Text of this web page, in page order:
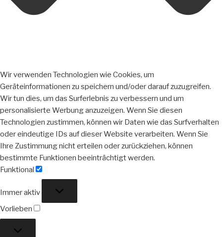
Wir verwenden Technologien wie Cookies, um
Geräteinformationen zu speichern und/oder darauf zuzugreifen.
Wir tun dies, um das Surferlebnis zu verbessern und um
personalisierte Werbung anzuzeigen. Wenn Sie diesen
Technologien zustimmen, können wir Daten wie das Surfverhalten
oder eindeutige IDs auf dieser Website verarbeiten. Wenn Sie
Ihre Zustimmung nicht erteilen oder zurückziehen, können
bestimmte Funktionen beeinträchtigt werden.
Funktional
Immer aktiv
Vorlieben